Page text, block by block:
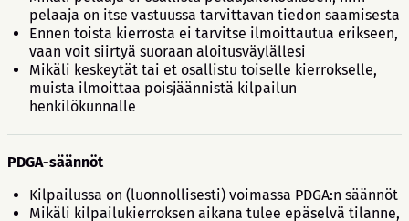
pelaaja on itse vastuussa tarvittavan tiedon saamisesta
Ennen toista kierrosta ei tarvitse ilmoittautua erikseen,
vaan voit siirtyä suoraan aloitusväylällesi
Mikäli keskeytät tai et osallistu toiselle kierrokselle,
muista ilmoittaa poisjäännistä kilpailun
henkilökunnalle
PDGA-säännöt
Kilpailussa on (luonnollisesti) voimassa PDGA:n säännöt
Mikäli kilpailukierroksen aikana tulee epäselvä tilanne,